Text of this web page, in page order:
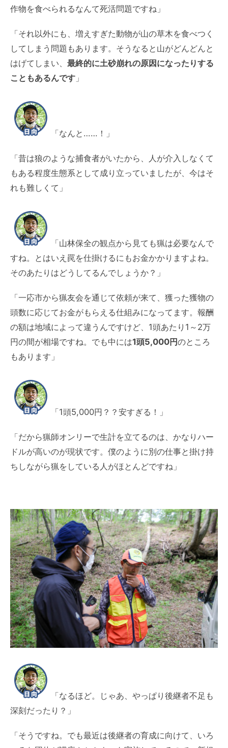
作物を食べられるなんて死活問題ですね」
「それ以外にも、増えすぎた動物が山の草木を食べつく
してしまう問題もあります。そうなると山がどんどんと
はげてしまい、 最終的に土砂崩れの原因になったりする
こともあるんです 」
「なんと……！」
「昔は狼のような捕食者がいたから、人が介入しなくて
もある程度生態系として成り立っていましたが、今はそ
れも難しくて」
「山林保全の観点から見ても猟は必要なんで
すね。とはいえ罠を仕掛けるにもお金かかりますよね。
そのあたりはどうしてるんでしょうか？」
「一応市から猟友会を通じて依頼が来て、獲った獲物の
頭数に応じてお金がもらえる仕組みになってます。報酬
の額は地域によって違うんですけど、1頭あたり1～2万
円の間が相場ですね。でも中には1頭5,000円のところ
もあります」
「1頭5,000円？？安すぎる！」
「だから猟師オンリーで生計を立てるのは、かなりハー
ドルが高いのが現状です。僕のように別の仕事と掛け持
ちしながら猟をしている人がほとんどですね」
「なるほど。じゃあ、やっぱり後継者不足も
深刻だったり？」
「そうですね。でも最近は後継者の育成に向けて、いろ